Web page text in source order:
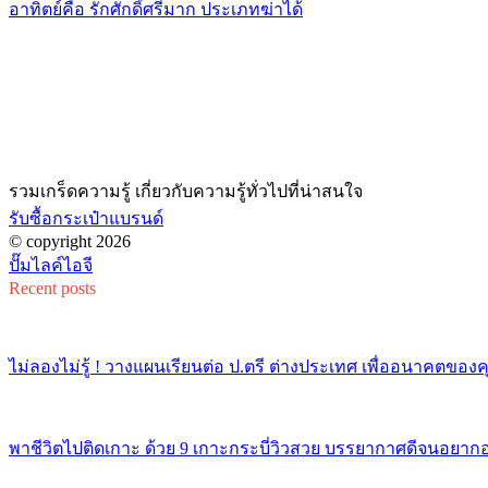
อาทิตย์คือ รักศักดิ์ศรีมาก ประเภทฆ่าได้
รวมเกร็ดความรู้ เกี่ยวกับความรู้ทั่วไปที่น่าสนใจ
รับซื้อกระเป๋าแบรนด์
© copyright 2026
ปั๊มไลค์ไอจี
Recent posts
ไม่ลองไม่รู้ ! วางแผนเรียนต่อ ป.ตรี ต่างประเทศ เพื่ออนาคตขอ
พาชีวิตไปติดเกาะ ด้วย 9 เกาะกระบี่วิวสวย บรรยากาศดีจนอยาก